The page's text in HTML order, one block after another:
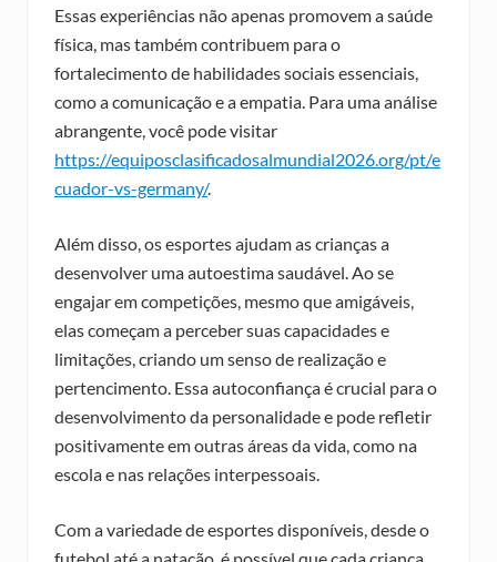
Essas experiências não apenas promovem a saúde
física, mas também contribuem para o
fortalecimento de habilidades sociais essenciais,
como a comunicação e a empatia. Para uma análise
abrangente, você pode visitar
https://equiposclasificadosalmundial2026.org/pt/e
cuador-vs-germany/.
Além disso, os esportes ajudam as crianças a
desenvolver uma autoestima saudável. Ao se
engajar em competições, mesmo que amigáveis,
elas começam a perceber suas capacidades e
limitações, criando um senso de realização e
pertencimento. Essa autoconfiança é crucial para o
desenvolvimento da personalidade e pode refletir
positivamente em outras áreas da vida, como na
escola e nas relações interpessoais.
Com a variedade de esportes disponíveis, desde o